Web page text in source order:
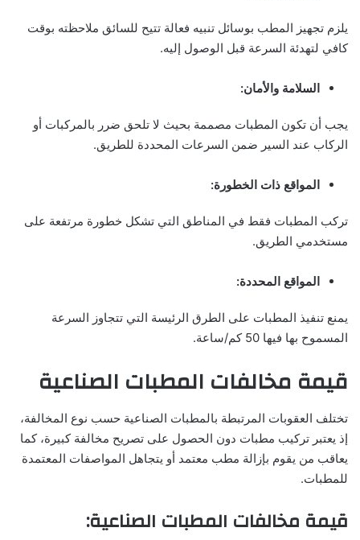
يلزم تجهيز المطب بوسائل تنبيه فعالة تتيح للسائق ملاحظته بوقت
كافي لتهدئة السرعة قبل الوصول إليه.
السلامة والأمان:
يجب أن تكون المطبات مصممة بحيث لا تلحق ضرر بالمركبات أو
الركاب عند السير ضمن السرعات المحددة للطريق.
المواقع ذات الخطورة:
تركب المطبات فقط في المناطق التي تشكل خطورة مرتفعة على
مستخدمي الطريق.
المواقع المحددة:
يمنع تنفيذ المطبات على الطرق الرئيسة التي تتجاوز السرعة
المسموح بها فيها 50 كم/ساعة.
قيمة مخالفات المطبات الصناعية
تختلف العقوبات المرتبطة بالمطبات الصناعية حسب نوع المخالفة،
إذ يعتبر تركيب مطبات دون الحصول على تصريح مخالفة كبيرة، كما
يعاقب من يقوم بإزالة مطب معتمد أو يتجاهل المواصفات المعتمدة
للمطبات.
قيمة مخالفات المطبات الصناعية: